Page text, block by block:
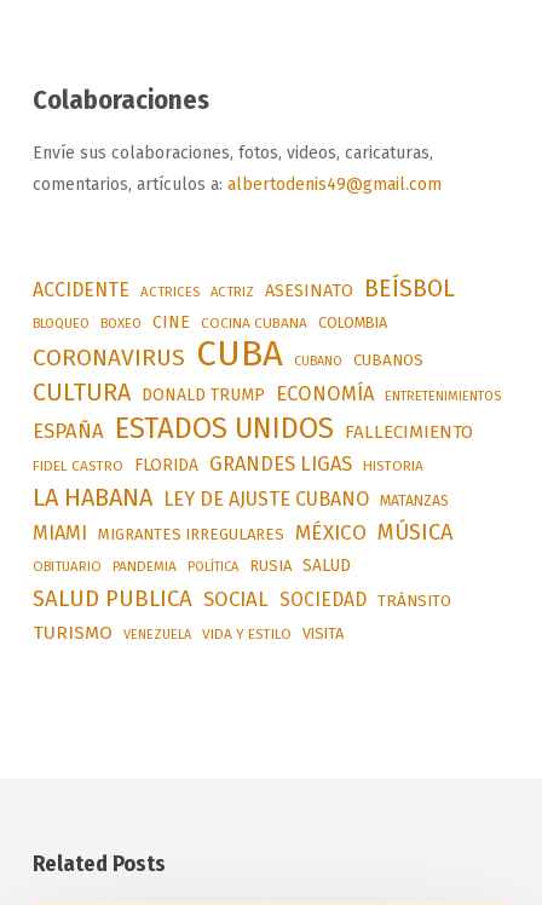
Colaboraciones
Envíe sus colaboraciones, fotos, videos, caricaturas,
comentarios, artículos a: albertodenis49@gmail.com
ACCIDENTE ACTRICES ACTRIZ ASESINATO BEÍSBOL
BLOQUEO BOXEO CINE COCINA CUBANA COLOMBIA
CORONAVIRUS CUBA CUBANO CUBANOS
CULTURA DONALD TRUMP ECONOMÍA ENTRETENIMIENTOS
ESPAÑA ESTADOS UNIDOS FALLECIMIENTO
FIDEL CASTRO FLORIDA GRANDES LIGAS HISTORIA
LA HABANA LEY DE AJUSTE CUBANO MATANZAS
MIAMI MIGRANTES IRREGULARES MÉXICO MÚSICA
OBITUARIO PANDEMIA POLÍTICA RUSIA SALUD
SALUD PUBLICA SOCIAL SOCIEDAD TRÁNSITO
TURISMO VENEZUELA VIDA Y ESTILO VISITA
Related Posts